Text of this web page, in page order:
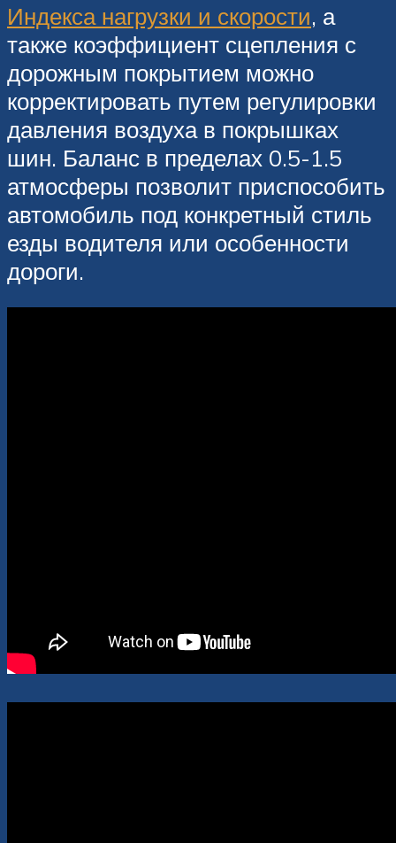
Индекса нагрузки и скорости, а
также коэффициент сцепления с
дорожным покрытием можно
корректировать путем регулировки
давления воздуха в покрышках
шин. Баланс в пределах 0.5-1.5
атмосферы позволит приспособить
автомобиль под конкретный стиль
езды водителя или особенности
дороги.